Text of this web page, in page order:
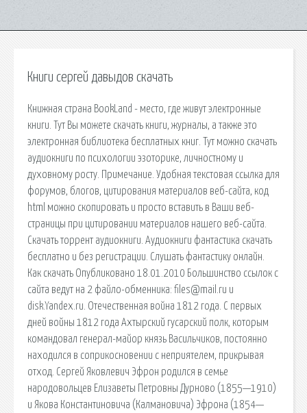
Книги сергей давыдов скачать
Книжная страна BookLand - место, где живут электронные
книги. Тут Вы можете скачать книги, журналы, а также это
электронная библиотека бесплатных книг. Тут можно скачать
аудиокниги по психологии эзоторике, личностному и
духовному росту. Примечание. Удобная текстовая ссылка для
форумов, блогов, цитирования материалов веб-сайта, код
html можно скопировать и просто вставить в Ваши веб-
страницы при цитировании материалов нашего веб-сайта.
Скачать торрент аудиокниги. Аудиокниги фантастика скачать
бесплатно и без регистрации. Слушать фантастику онлайн.
Как скачать Опубликовано 18.01.2010 Большинство ссылок с
сайта ведут на 2 файло-обменника: files@mail.ru и
disk.Yandex.ru. Отечественная война 1812 года. С первых
дней войны 1812 года Ахтырский гусарский полк, которым
командовал генерал-майор князь Васильчиков, постоянно
находился в соприкосновении с неприятелем, прикрывая
отход. Сергей Яковлевич Эфрон родился в семье
народовольцев Елизаветы Петровны Дурново (1855—1910)
и Якова Константиновича (Калмановича) Эфрона (1854—